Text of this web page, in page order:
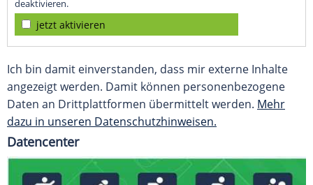
deaktivieren.
jetzt aktivieren
Ich bin damit einverstanden, dass mir externe Inhalte
angezeigt werden. Damit können personenbezogene
Daten an Drittplattformen übermittelt werden. Mehr
dazu in unseren Datenschutzhinweisen.
Datencenter